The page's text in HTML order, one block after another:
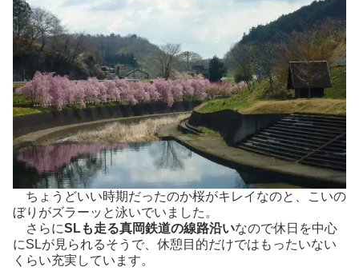
ちょうどいい時期だったのか桜がキレイなのと、こいの
ぼりがズラーッと泳いでいました。
さらにSLも走る真岡鉄道の線路沿いなので休日を中心
にSLが見られるそうで、休憩目的だけではもったいない
くらい充実しています。